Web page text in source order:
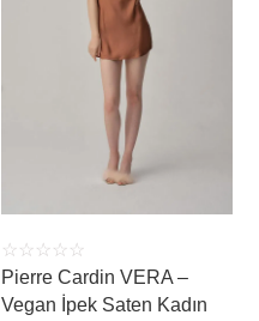
ÜRÜNÜ İNCELE
☆ ☆ ☆ ☆ ☆
Pierre Cardin VERA –
Vegan İpek Saten Kadın